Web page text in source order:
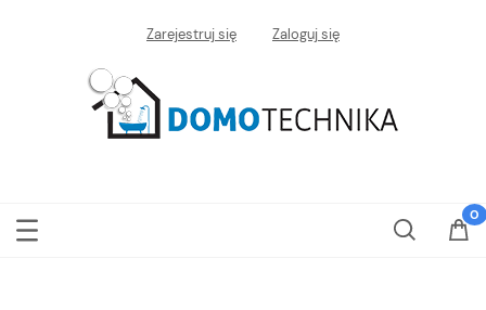
Zarejestruj się Zaloguj się